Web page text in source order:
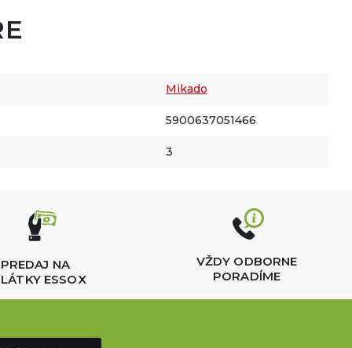
Mikado
5900637051466
3
PREDAJ NA
ESSOX
VŽDY ODBORNE
PORADÍME